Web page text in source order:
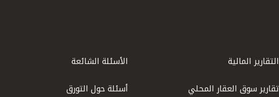
التقارير المالية
تقارير سوق العقار المحلي
الأسئلة الشائعة
أسئلة حول التورق